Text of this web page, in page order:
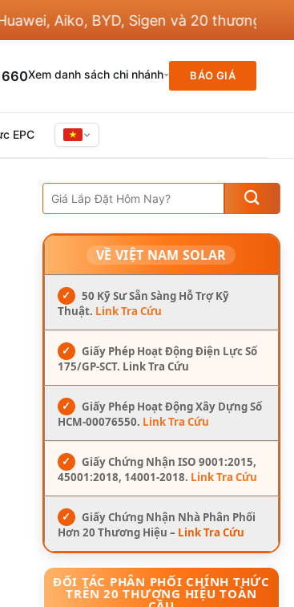
BYD, Sigen và 20 thương hiệu khác
Xem danh sách chi nhánh BÁO GIÁ
EPC
VỀ VIỆT NAM SOLAR
✓
50 Kỹ Sư Sẵn Sàng Hỗ Trợ Kỹ
Thuật. Link Tra Cứu
✓
Giấy Phép Hoạt Động Điện Lực Số
175/GP-SCT. Link Tra Cứu
✓
Giấy Phép Hoạt Động Xây Dựng Số
HCM-00076550. Link Tra Cứu
✓
Giấy Chứng Nhận ISO 9001:2015,
45001:2018, 14001-2018. Link Tra Cứu
✓
Giấy Chứng Nhận Nhà Phân Phối
Hơn 20 Thương Hiệu – Link Tra Cứu
ĐỐI TÁC PHÂN PHỐI CHÍNH THỨC
TRÊN 20 THƯƠNG HIỆU TOÀN